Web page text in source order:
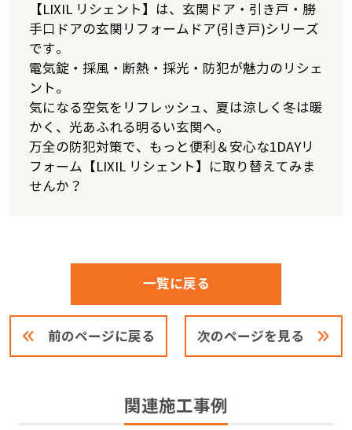
【LIXIL リシェント】は、玄関ドア・引き戸・勝
手口ドアの玄関リフォームドア(引き戸)シリーズ
です。
電気錠・採風・断熱・採光・防犯が魅力のリシェ
ント。
気になる空気をリフレッシュ、夏は涼しく冬は暖
かく、光あふれる明るい玄関へ。
万全の防犯対策で、もっと便利＆安心な1DAYリ
フォーム【LIXIL リシェント】に取り替えてみま
せんか？
前のページに戻る
一覧に戻る
次のページを見る
関連施工事例